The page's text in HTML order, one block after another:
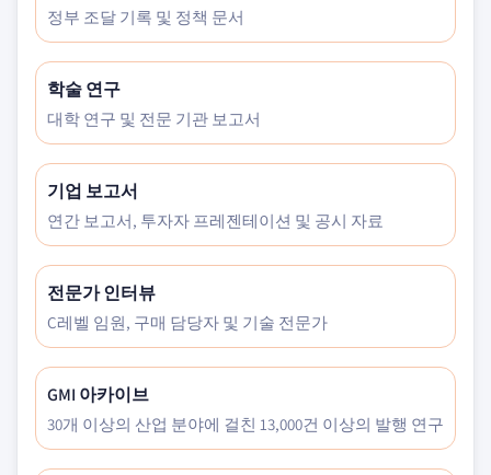
정부 조달 기록 및 정책 문서
학술 연구
대학 연구 및 전문 기관 보고서
기업 보고서
연간 보고서, 투자자 프레젠테이션 및 공시 자료
전문가 인터뷰
C레벨 임원, 구매 담당자 및 기술 전문가
GMI 아카이브
30개 이상의 산업 분야에 걸친 13,000건 이상의 발행 연구